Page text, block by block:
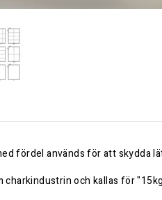
fördel används för att skydda
charkindustrin och kallas för